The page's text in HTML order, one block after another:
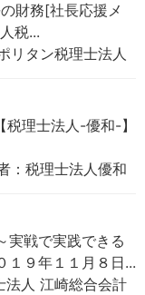
財務[社長応援メ
税...
リタン税理士法人
理士法人-優和-】
：税理士法人優和
実戦で実践できる
１９年１１月８日...
法人 江崎総合会計